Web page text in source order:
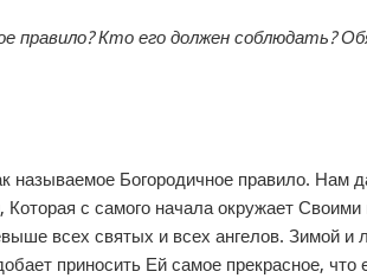
правило? Кто его должен соблюдать?
называемое Богородичное правило. Нам
с самого начала окружает
всех святых и всех ангелов. Зимой
приносить Ей самое прекрасное, что